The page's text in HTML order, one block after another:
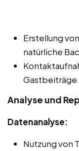
Erstellung
natürliche
Gastbeiträge
Analyse und
Datenanalyse:
Nutzung von